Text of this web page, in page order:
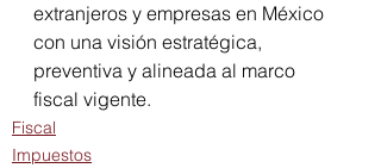
extranjeros y empresas en México
con una visión estratégica,
preventiva y alineada al marco
fiscal vigente.
Fiscal
Impuestos